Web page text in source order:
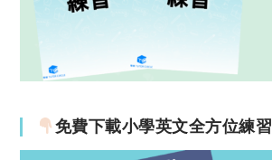
免費下載小學英文全方位練習